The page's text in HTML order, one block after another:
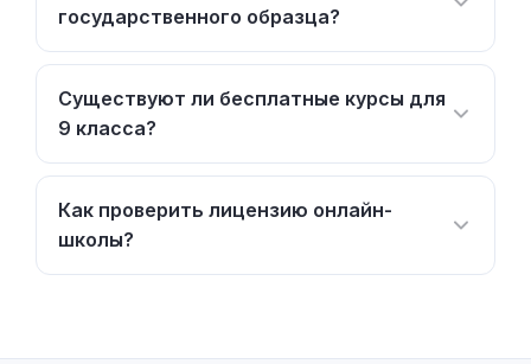
государственного образца?
Существуют ли бесплатные курсы для
9 класса?
Как проверить лицензию онлайн-
школы?